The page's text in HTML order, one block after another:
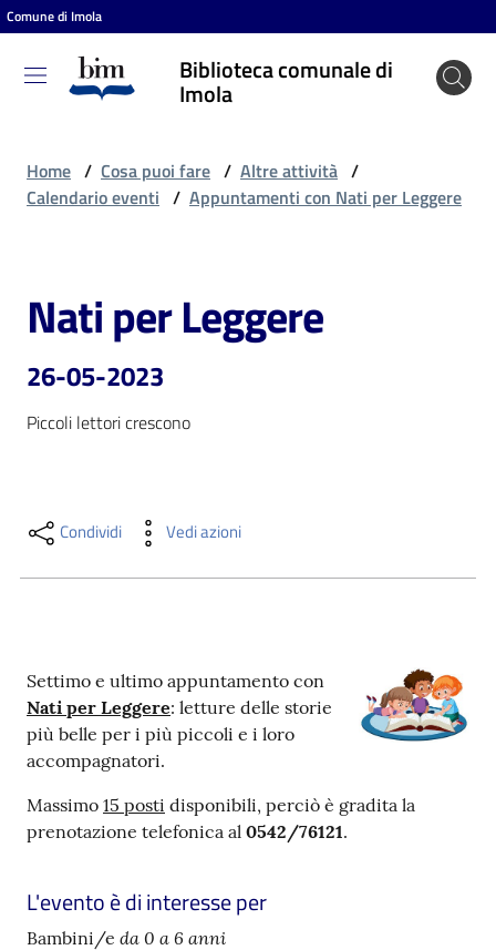
Vai al contenuto
Vai alla navigazione
Vai al footer
Comune di Imola
Biblioteca comunale di
Imola
Biblioteca
comunale
Cosa
puoi
fare
contenuti
Casa
Piani
Archivio
storico
Home / Cosa puoi fare / Altre attività /
Calendario eventi / Appuntamenti con Nati per Leggere
Salta al contenuto
Nati per Leggere
26-05-2023
Piccoli lettori crescono
Condividi Vedi azioni
Settimo e ultimo appuntamento con
Nati per Leggere: letture delle storie
più belle per i più piccoli e i loro
accompagnatori.
Massimo 15 posti disponibili, perciò è gradita la
prenotazione telefonica al 0542/76121.
L'evento è di interesse per
Bambini/e da 0 a 6 anni